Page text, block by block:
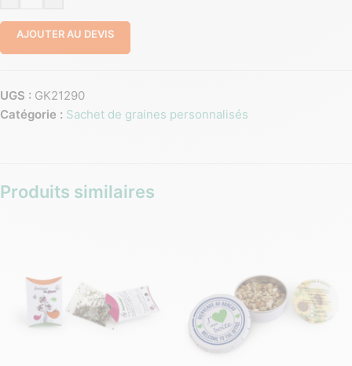
AJOUTER AU DEVIS
UGS : GK21290
Catégorie : Sachet de graines personnalisés
Produits similaires